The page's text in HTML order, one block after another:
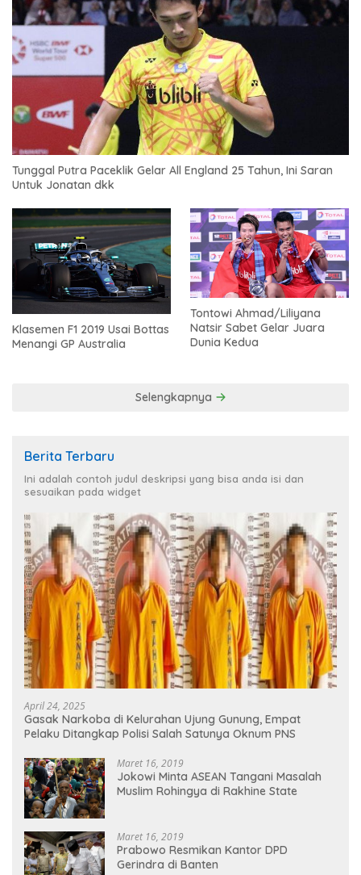
Tunggal Putra Paceklik Gelar All England 25 Tahun, Ini Saran
Untuk Jonatan dkk
Klasemen F1 2019 Usai Bottas
Menangi GP Australia
Tontowi Ahmad/Liliyana
Natsir Sabet Gelar Juara
Dunia Kedua
Selengkapnya
Berita Terbaru
Ini adalah contoh judul deskripsi yang bisa anda isi dan
sesuaikan pada widget
April 24, 2025
Gasak Narkoba di Kelurahan Ujung Gunung, Empat
Pelaku Ditangkap Polisi Salah Satunya Oknum PNS
Maret 16, 2019
Jokowi Minta ASEAN Tangani Masalah
Muslim Rohingya di Rakhine State
Maret 16, 2019
Prabowo Resmikan Kantor DPD
Gerindra di Banten